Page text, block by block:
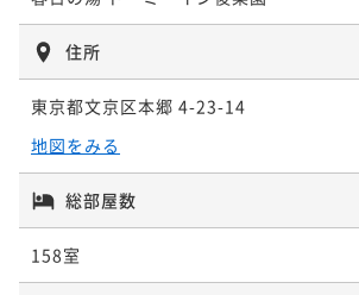
泊り≫
素泊まり 現地決済可
ポイント即利用で
住所
東京都文京区本郷 4-23-14
地図をみる
総部屋数
158室